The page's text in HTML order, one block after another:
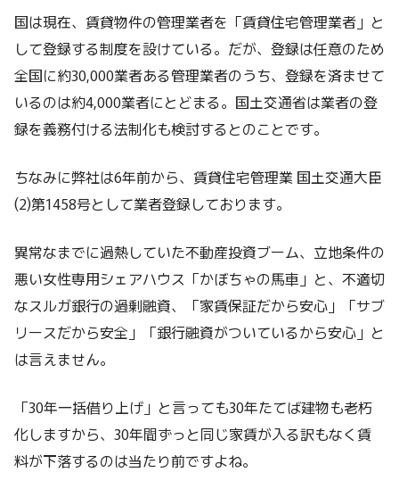
国は現在、賃貸物件の管理業者を「賃貸住宅管理業者」と
して登録する制度を設けている。だが、登録は任意のため
全国に約30,000業者ある管理業者のうち、登録を済ませて
いるのは約4,000業者にとどまる。国土交通省は業者の登
録を義務付ける法制化も検討するとのことです。
ちなみに弊社は6年前から、賃貸住宅管理業 国土交通大臣
(2)第1458号として業者登録しております。
異常なまでに過熱していた不動産投資ブーム、立地条件の
悪い女性専用シェアハウス「かぼちゃの馬車」と、不適切
なスルガ銀行の過剰融資、「家賃保証だから安心」「サブ
リースだから安全」「銀行融資がついているから安心」と
は言えません。
「30年一括借り上げ」と言っても30年たてば建物も老朽
化しますから、30年間ずっと同じ家賃が入る訳もなく賃
料が下落するのは当たり前ですよね。